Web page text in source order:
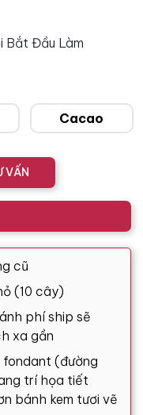
Bắt Đầu Làm
Cacao
VẤN
cũ
(10 cây)
phí ship sẽ
xa gần
(đường
trí họa tiết
bánh kem tươi vẽ